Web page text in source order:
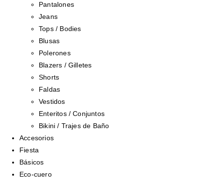
Pantalones
Jeans
Tops / Bodies
Blusas
Polerones
Blazers / Gilletes
Shorts
Faldas
Vestidos
Enteritos / Conjuntos
Bikini / Trajes de Baño
Accesorios
Fiesta
Básicos
Eco-cuero